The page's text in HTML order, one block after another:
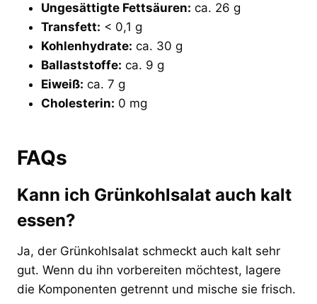
Ungesättigte Fettsäuren: ca. 26 g
Transfett: < 0,1 g
Kohlenhydrate: ca. 30 g
Ballaststoffe: ca. 9 g
Eiweiß: ca. 7 g
Cholesterin: 0 mg
FAQs
Kann ich Grünkohlsalat auch kalt
essen?
Ja, der Grünkohlsalat schmeckt auch kalt sehr
gut. Wenn du ihn vorbereiten möchtest, lagere
die Komponenten getrennt und mische sie frisch.